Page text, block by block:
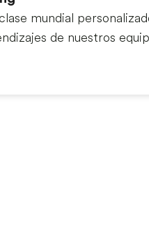
mundial
de nuestros